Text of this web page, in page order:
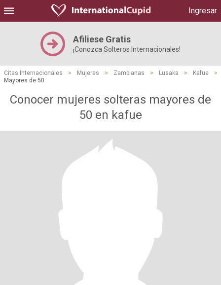
Ingresar
Afiliese Gratis
¡Conozca Solteros Internacionales!
Citas Internacionales > Mujeres > Zambianas > Lusaka > Kafue
>
Mayores de 50
Conocer mujeres solteras mayores de
50 en kafue